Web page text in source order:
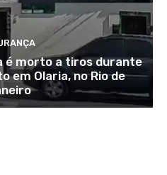
é morto a tiros durante
em Olaria, no Rio de